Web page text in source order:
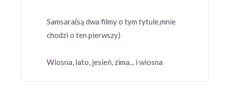
Samsara(są dwa filmy o tym tytule,mnie
chodzi o ten pierwszy)
Wiosna, lato, jesień, zima... i wiosna